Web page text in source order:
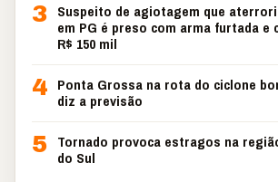
3 Suspeito de agiotagem que
em PG é preso com arma furtada e
R$ 150 mil
4 Ponta Grossa na rota do ciclone
diz a previsão
5 Tornado provoca estragos na
do Sul